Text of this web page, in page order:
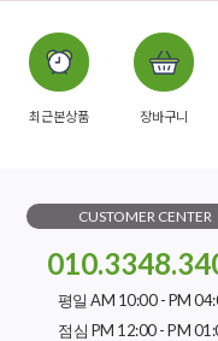
최근본상품 장바구니
CUSTOMER CENTER
평일 AM 10:00 - PM
점심 PM 12:00 - PM